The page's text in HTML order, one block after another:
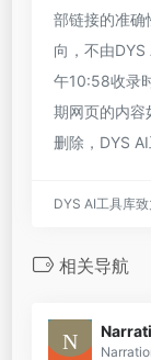
部链接的准确
向，不由
午10:58收录
期网页的内容
删除，DYS AI
DYS AI工具库
相关导航